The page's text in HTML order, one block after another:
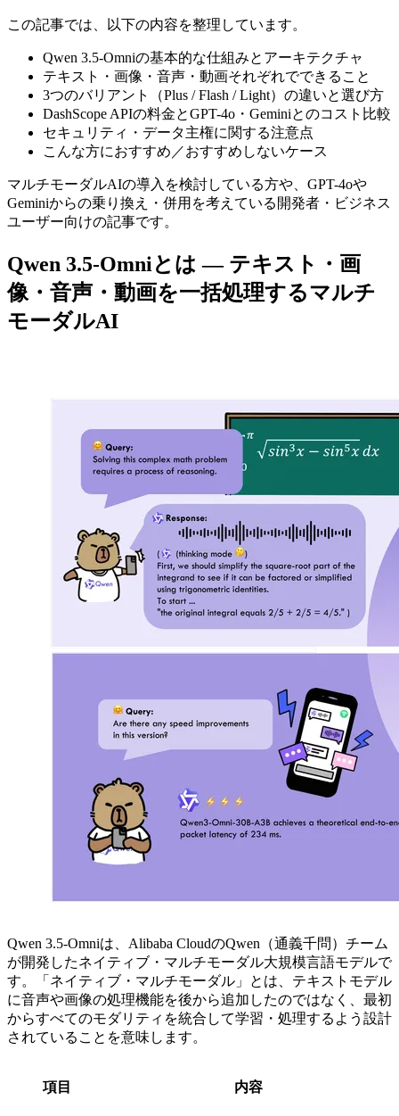
この記事では、以下の内容を整理しています。
Qwen 3.5-Omniの基本的な仕組みとアーキテクチャ
テキスト・画像・音声・動画それぞれでできること
3つのバリアント（Plus / Flash / Light）の違いと選び方
DashScope APIの料金とGPT-4o・Geminiとのコスト比較
セキュリティ・データ主権に関する注意点
こんな方におすすめ／おすすめしないケース
マルチモーダルAIの導入を検討している方や、GPT-4oや
Geminiからの乗り換え・併用を考えている開発者・ビジネス
ユーザー向けの記事です。
Qwen 3.5-Omniとは — テキスト・画
像・音声・動画を一括処理するマルチ
モーダルAI
Qwen 3.5-Omniは、Alibaba CloudのQwen（通義千問）チーム
が開発したネイティブ・マルチモーダル大規模言語モデルで
す。「ネイティブ・マルチモーダル」とは、テキストモデル
に音声や画像の処理機能を後から追加したのではなく、最初
からすべてのモダリティを統合して学習・処理するよう設計
されていることを意味します。
項目 内容